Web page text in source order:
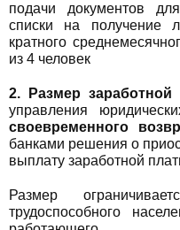
подачи документов
списки на получение
кратного
из 4 человек
2. Размер
управления
своевременного
банками решения о
выплату заработной
Размер
трудоспособного